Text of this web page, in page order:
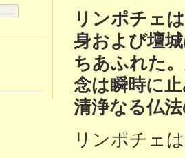
リンポチェ
身および壇
ちあふれた
念は瞬時に
清浄なる仏
リンポチェ